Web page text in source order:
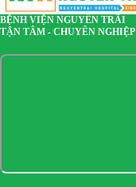
BỆNH VIỆN NGUYỄN TRÃI
TẬN TÂM - CHUYÊN NGHIỆP